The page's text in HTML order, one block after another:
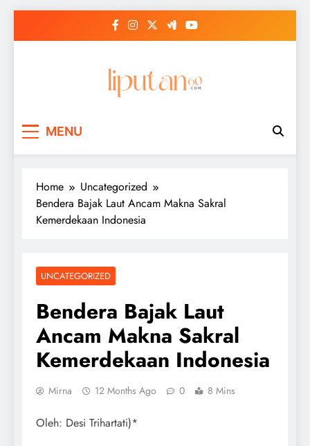
MENU
Home
Uncategorized
Bendera Bajak Laut Ancam Makna Sakral
Kemerdekaan Indonesia
UNCATEGORIZED
Bendera Bajak Laut
Ancam Makna Sakral
Kemerdekaan Indonesia
Mirna 12 Months Ago 0 8 Mins
Oleh: Desi Trihartati)*